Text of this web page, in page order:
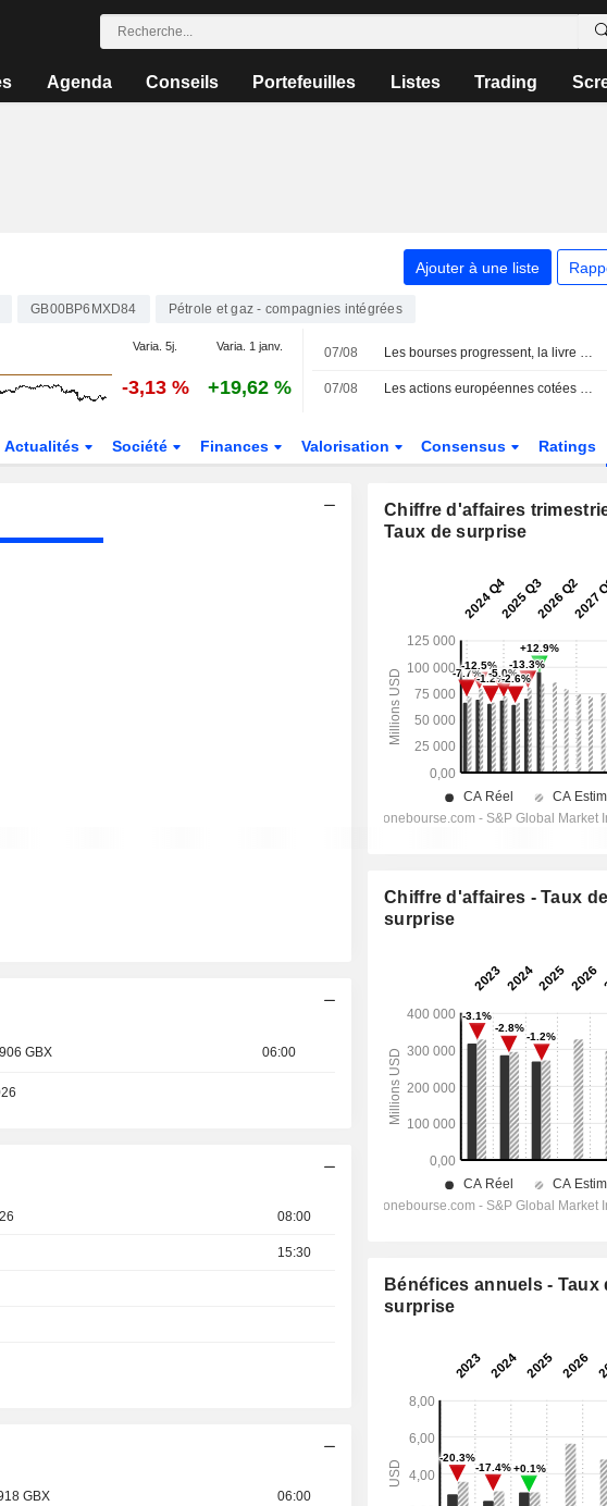
Agenda Conseils Portefeuilles Listes Trading
Ajouter à une liste
GB00BP6MXD84 Pétrole et gaz - compagnies intégrées
Varia. 5j. Varia. 1 janv.
-3,13 % +19,62 %
07/08 Les bourses progressent, la livre grimpe après la baisse surprise de l'emploi aux États-Unis
07/08 Les actions européennes cotées aux États-Unis sous forme d'ADR progressent lors de la séance de vendredi
Actualités Société Finances Valorisation Consensus Ratings
GBX 06:00
08:00
15:30
GBX 06:00
Chiffre d'affaires
Taux de surprise
Chiffre d'affaires - Taux de
surprise
Bénéfices annuels - Taux
surprise